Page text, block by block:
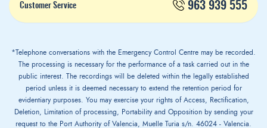
Customer Service 963 939 555
*Telephone conversations with the Emergency Control Centre may be recorded.
The processing is necessary for the performance of a task carried out in the
public interest. The recordings will be deleted within the legally established
period unless it is deemed necessary to extend the retention period for
evidentiary purposes. You may exercise your rights of Access, Rectification,
Deletion, Limitation of processing, Portability and Opposition by sending your
request to the Port Authority of Valencia, Muelle Turia s/n. 46024 - Valencia.